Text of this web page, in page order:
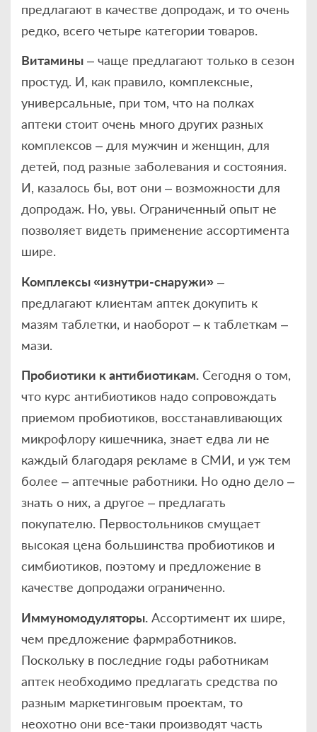
предлагают в качестве допродаж, и то очень
редко, всего четыре категории товаров.
Витамины – чаще предлагают только в сезон
простуд. И, как правило, комплексные,
универсальные, при том, что на полках
аптеки стоит очень много других разных
комплексов – для мужчин и женщин, для
детей, под разные заболевания и состояния.
И, казалось бы, вот они – возможности для
допродаж. Но, увы. Ограниченный опыт не
позволяет видеть применение ассортимента
шире.
Комплексы «изнутри-снаружи» –
предлагают клиентам аптек докупить к
мазям таблетки, и наоборот – к таблеткам –
мази.
Пробиотики к антибиотикам. Сегодня о том,
что курс антибиотиков надо сопровождать
приемом пробиотиков, восстанавливающих
микрофлору кишечника, знает едва ли не
каждый благодаря рекламе в СМИ, и уж тем
более – аптечные работники. Но одно дело –
знать о них, а другое – предлагать
покупателю. Первостольников смущает
высокая цена большинства пробиотиков и
симбиотиков, поэтому и предложение в
качестве допродажи ограниченно.
Иммуномодуляторы. Ассортимент их шире,
чем предложение фармработников.
Поскольку в последние годы работникам
аптек необходимо предлагать средства по
разным маркетинговым проектам, то
неохотно они все-таки производят часть